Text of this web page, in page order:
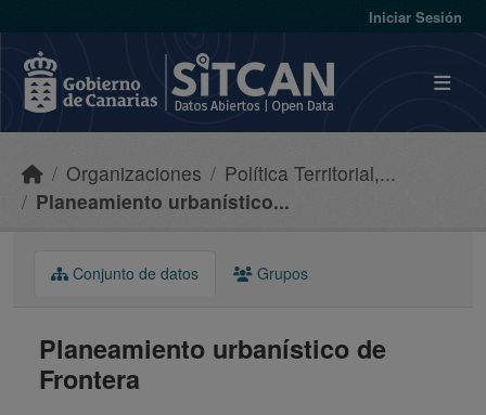
Iniciar Sesión
Organizaciones
Política Territorial,...
Planeamiento urbanístico...
Conjunto de datos Grupos
Planeamiento urbanístico de
Frontera